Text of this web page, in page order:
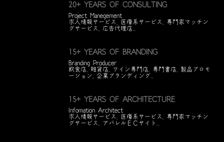
20+ YEARS OF CONSULTING
Project Manegement
求人情報サービス, 医療系サービス, 専門家マッチン
グサービス, 広告代理店...
15+ YEARS OF BRANDING
Branding Producer
飲食店, 雑貨店, ワイン専門店, 専門書店, 製品プロモ
ーション, 企業ブランディング...
15+ YEARS OF ARCHITECTURE
Infomation Architect
求人情報サービス, 医療系サービス, 専門家マッチン
グサービス, アパレルＥＣサイト...